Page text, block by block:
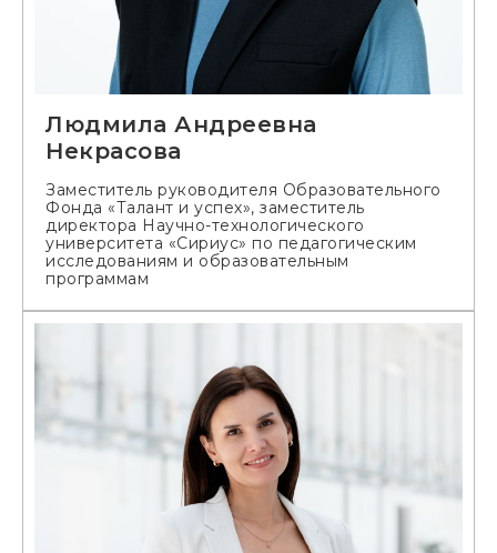
Людмила Андреевна
Некрасова
Заместитель руководителя Образовательного
Фонда «Талант и успех», заместитель
директора Научно-технологического
университета «Сириус» по педагогическим
исследованиям и образовательным
программам